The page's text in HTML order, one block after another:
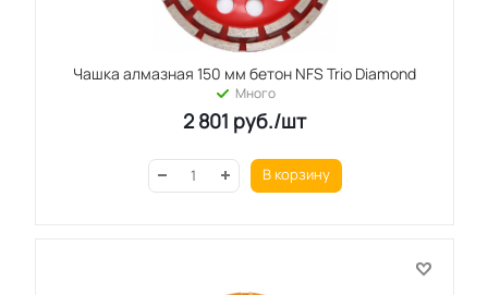
Чашка алмазная 150 мм бетон NFS Trio Diamond
Много
2 801 руб./шт
В корзину